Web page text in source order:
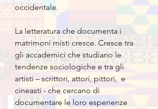
occidentale.
La letteratura che documenta i
matrimoni misti cresce. Cresce tra
gli accademici che studiano le
tendenze sociologiche e tra gli
artisti – scrittori, attori, pittori, e
cineasti - che cercano di
documentare le loro esperienze